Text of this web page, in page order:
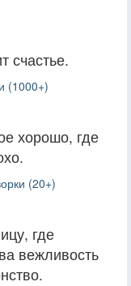
счастье.
(1000+)
хорошо, где
(20+)
где
вежливость